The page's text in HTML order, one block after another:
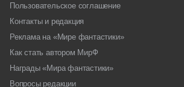
Пользовательское соглашение
Контакты и редакция
Реклама на «Мире фантастики»
Как стать автором МирФ
Награды «Мира фантастики»
Вопросы редакции